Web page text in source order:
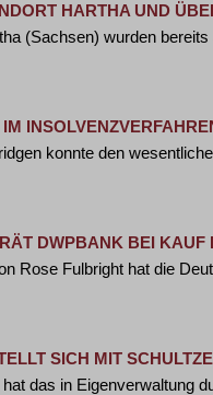
HARTHA UND
(Sachsen) wurden
konnte den
DWPBANK BEI
Rose Fulbright hat die
SICH MIT
das in Eigenverwaltung